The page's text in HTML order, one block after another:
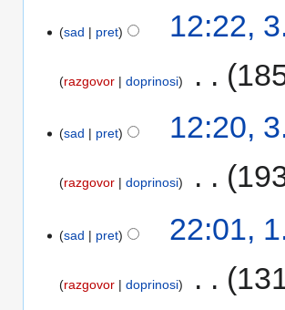
sad pret 12:22,
razgovor doprinosi
sad pret 12:20,
razgovor doprinosi
sad pret 22:01,
razgovor doprinosi